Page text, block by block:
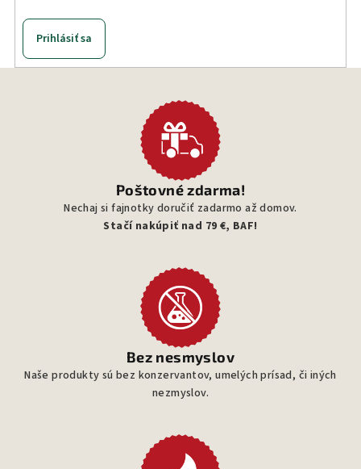
Prihlásiť sa
Poštovné zdarma!
Nechaj si fajnotky doručiť zadarmo až domov.
Stačí nakúpiť nad 79 €, BAF!
Bez nesmyslov
Naše produkty sú bez konzervantov, umelých prísad, či iných
nezmyslov.